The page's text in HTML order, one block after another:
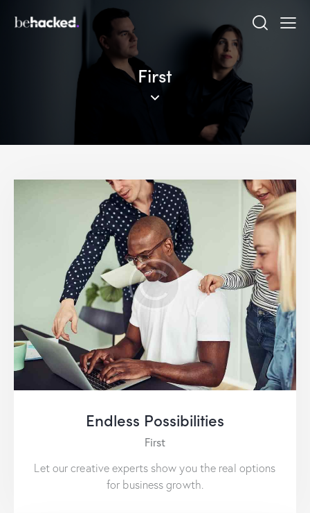
First
Endless Possibilities
First
Let our creative experts show you the real options
for business growth.